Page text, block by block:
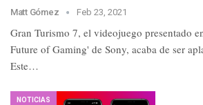
Matt Gómez Feb 23, 2021
Gran Turismo 7, el videojuego presentado
Future of Gaming' de Sony, acaba de ser
Este…
NOTICIAS